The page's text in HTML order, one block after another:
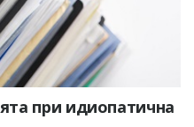
при идиопатична